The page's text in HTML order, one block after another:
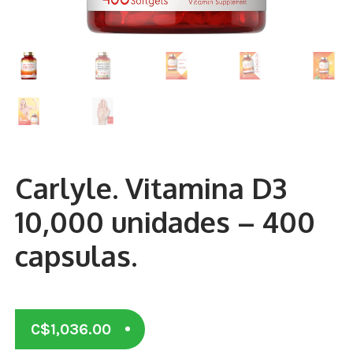
Antioxidantes
Cabello, Piel y Uñas
Sueño
Omega 3 Y Omega 369
Diabetes
Carlyle. Vitamina D3
10,000 unidades – 400
capsulas.
C$1,036.00